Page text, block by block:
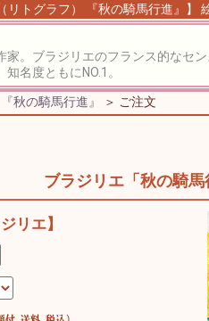
リトグラフ） 『秋の騎馬行進』】
。ブラジリエのフランス的なセ
名度ともにNO.1。
秋の騎馬行進』 ＞ ご注文
ブラジリエ「秋の騎馬
リエ】